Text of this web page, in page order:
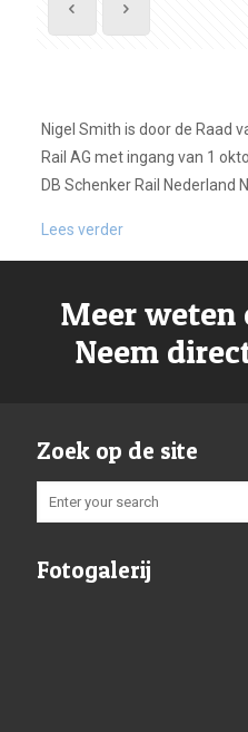
Nigel Smith is door de Raad
Rail AG met ingang van 1
DB Schenker Rail Nederland
Lees verder
Meer weten
Neem
Zoek op de site
Fotogalerij